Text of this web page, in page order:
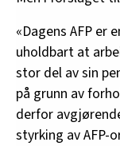
tariffavtaler
Landsmøtet
påføre
Landsmøtet
deler av
preget av
«Dagens AFP er
uholdbart at
stor del av sin
på grunn av
derfor
styrking av AFP-